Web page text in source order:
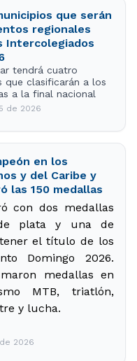
que serán
regionales
Intercolegiados
tendrá cuatro
que clasificarán a los
a la final nacional
de 2026
en los
y del Caribe y
las 150 medallas
con dos medallas
plata y una de
el título de los
Domingo 2026.
medallas en
MTB,triatlón,
y lucha.
2026